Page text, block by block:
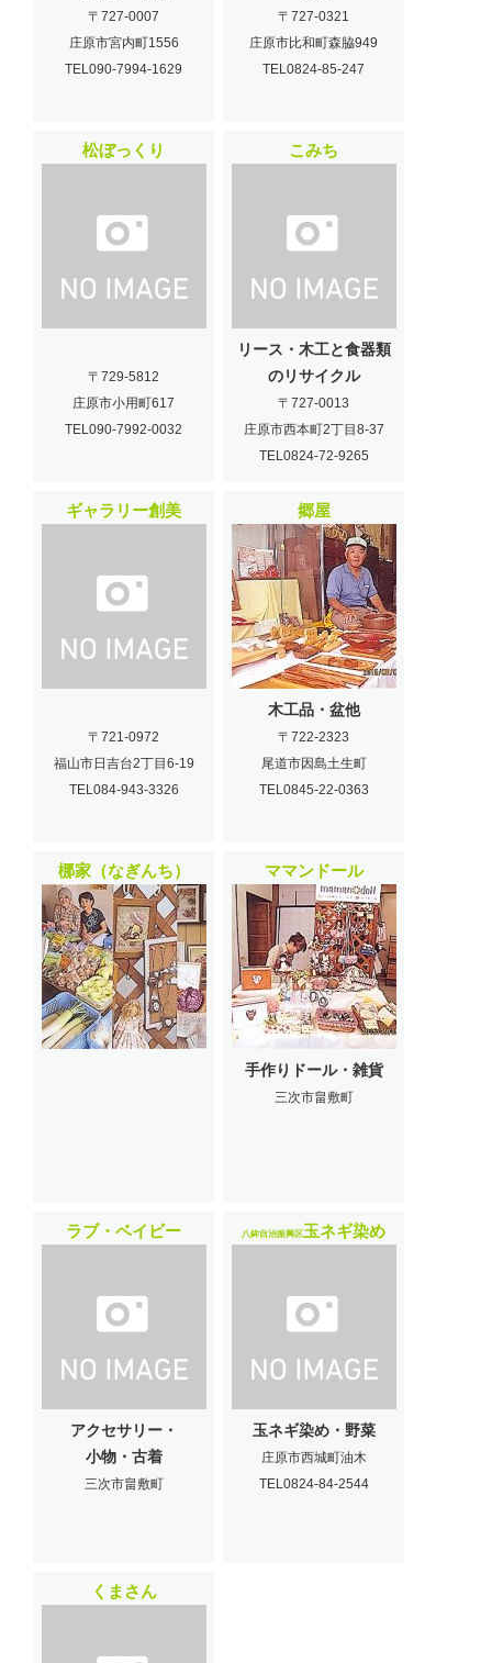
〒727-0007
庄原市宮内町1556
TEL090-7994-1629
〒727-0321
庄原市比和町森脇949
TEL0824-85-247
松ぼっくり
〒729-5812
庄原市小用町617
TEL090-7992-0032
こみち
リース・木工と食器類
のリサイクル
〒727-0013
庄原市西本町2丁目8-37
TEL0824-72-9265
ギャラリー創美
〒721-0972
福山市日吉台2丁目6-19
TEL084-943-3326
郷屋
木工品・盆他
〒722-2323
尾道市因島土生町
TEL0845-22-0363
梛家（なぎんち） ママンドール
手作りドール・雑貨
三次市畠敷町
ラブ・ベイビー
アクセサリー・
小物・古着
三次市畠敷町
八鉾自治振興区玉ネギ染め
玉ネギ染め・野菜
庄原市西城町油木
TEL0824-84-2544
くまさん